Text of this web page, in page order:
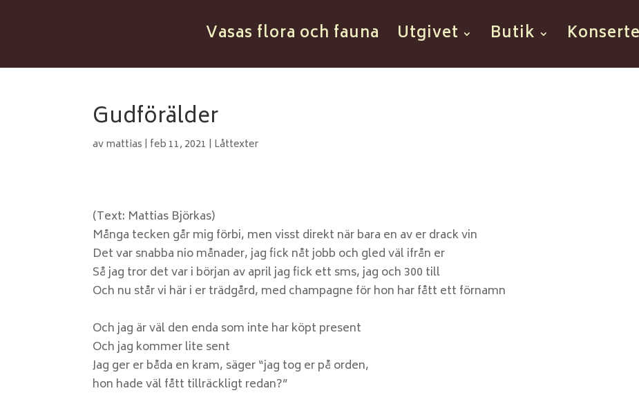
Vasas flora och fauna Utgivet Butik
Gudförälder
avmattias | feb 11, 2021 | Låttexter
(Text: Mattias Björkas)
Många tecken går mig förbi, men visst direkt när bara en av er drack vin
Det var snabba nio månader, jag fick nåt jobb och gled väl ifrån er
Så jag tror det var i början av april jag fick ett sms, jag och 300 till
Och nu står vi här i er trädgård, med champagne för hon har fått ett förnamn
Och jag är väl den enda som inte har köpt present
Och jag kommer lite sent
Jag ger er båda en kram, säger “jag tog er på orden,
hon hade väl fått tillräckligt redan?”